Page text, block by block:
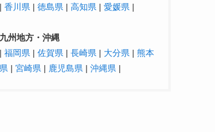
| 香川県 | 徳島県 | 高知県 | 愛媛県 |
九州地方・沖縄
| 福岡県 | 佐賀県 | 長崎県 | 大分県 | 熊本
県 | 宮崎県 | 鹿児島県 | 沖縄県 |